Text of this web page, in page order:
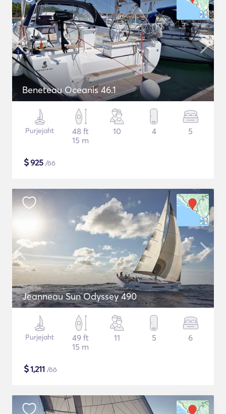
Beneteau Oceanis 46.1
Purjejaht
48 ft
15 m
10 4 5
$925 /öö
Jeanneau Sun Odyssey 490
Purjejaht
49 ft
15 m
11 5 6
$1,211 /öö